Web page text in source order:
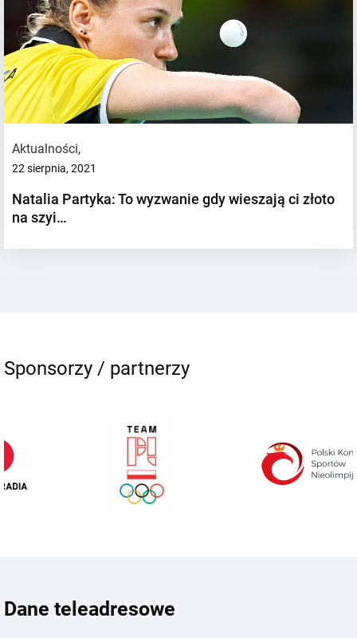
Aktualności,
22 sierpnia, 2021
Natalia Partyka: To wyzwanie gdy wieszają ci złoto
na szyi…
Sponsorzy / partnerzy
Dane teleadresowe